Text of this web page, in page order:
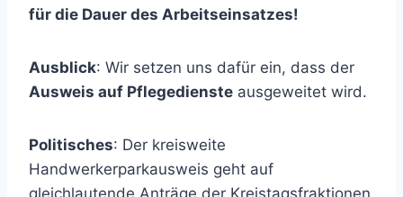
für die Dauer des Arbeitseinsatzes!
Ausblick: Wir setzen uns dafür ein, dass der
Ausweis auf Pflegedienste ausgeweitet wird.
Politisches: Der kreisweite
Handwerkerparkausweis geht auf
gleichlautende Anträge der Kreistagsfraktionen